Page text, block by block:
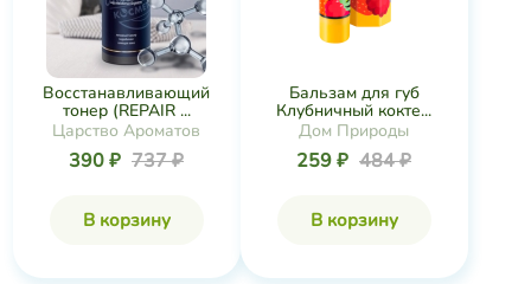
Восстанавливающий
тонер (REPAIR ...
Царство Ароматов
390 ₽ 737 ₽
В корзину
Бальзам для губ
Клубничный кокте...
Дом Природы
259 ₽ 484 ₽
В корзину